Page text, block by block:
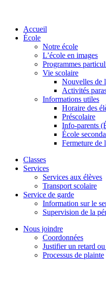
Accueil
École
Notre école
L’école en images
Programmes
Vie scolaire
Nouvelles de
Activités
Informations utiles
Horaire des
Préscolaire
Info-parents
École
Fermeture de
Classes
Services
Services aux élèves
Transport scolaire
Service de garde
Information sur le
Supervision de la
Nous joindre
Coordonnées
Justifier un retard
Processus de plainte